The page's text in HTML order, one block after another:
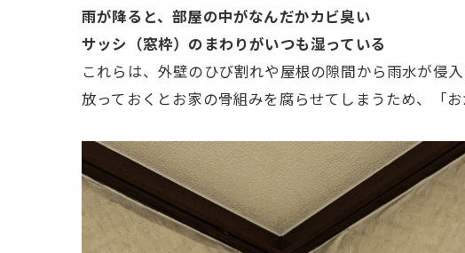
雨が降ると、部屋の中がなんだかカビ臭い
サッシ（窓枠）のまわりがいつも湿っている
これらは、外壁のひび割れや屋根の隙間から雨水が侵
放っておくとお家の骨組みを腐らせてしまうため、「